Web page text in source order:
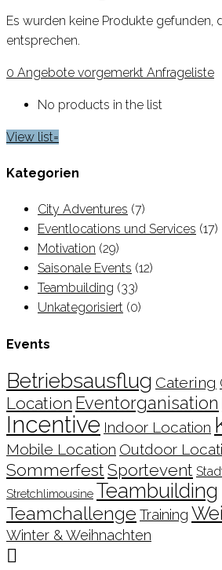
Es wurden keine Produkte gefunden,
entsprechen.
0 Angebote vorgemerkt Anfrageliste
No products in the list
View list
Kategorien
City Adventures (7)
Eventlocations und Services (17)
Motivation (29)
Saisonale Events (12)
Teambuilding (33)
Unkategorisiert (0)
Events
Betriebsausflug Catering
Location Eventorganisation
Incentive Indoor Location
Mobile Location Outdoor
Sommerfest Sportevent
Stretchlimousine Teambuilding
Teamchallenge Training
Winter & Weihnachten
